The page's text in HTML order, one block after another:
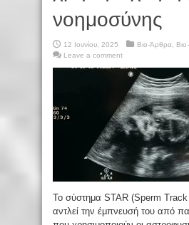
νοημοσύνης
12 Ιουνίου, 2025 Βιο-Άρθρα
Leave a comment
Το σύστημα STAR (Sperm
αντλεί την έμπνευσή του από